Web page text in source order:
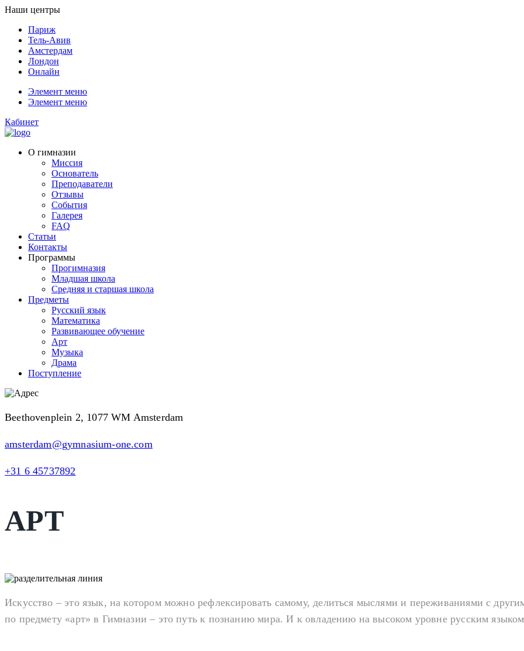
Наши центры
Париж
Тель-Авив
Амстердам
Лондон
Онлайн
Элемент меню
Элемент меню
Кабинет
О гимназии
Миссия
Основатель
Преподаватели
Отзывы
События
Галерея
FAQ
Статьи
Контакты
Программы
Прогимназия
Младшая школа
Средняя и старшая школа
Предметы
Русский язык
Математика
Развивающее обучение
Арт
Музыка
Драма
Поступление
Beethovenplein 2, 1077 WM Amsterdam
amsterdam@gymnasium-one.com
+31 6 45737892
АРТ
Искусство – это язык, на котором можно рефлексировать самому, делиться мыслями и переживаниями с
по предмету «арт» в Гимназии – это путь к познанию мира. И к овладению на высоком уровне русским